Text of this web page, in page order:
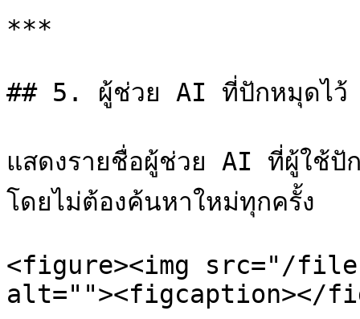
***
## 5. ผู้ช่วย AI ที่ปักหมุดไ
แสดงรายชื่อผู้ช่วย AI ที่ผู้ใช้ปัก
โดยไม่ต้องค้นหาใหม่ทุกครั้ง
<figure><img src="/
alt=""><figcaption></